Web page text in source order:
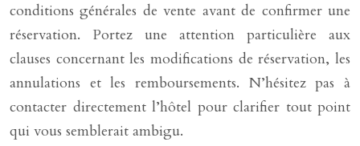
conditions générales de vente avant de confirmer une
réservation. Portez une attention particulière aux
clauses concernant les modifications de réservation, les
annulations et les remboursements. N’hésitez pas à
contacter directement l’hôtel pour clarifier tout point
qui vous semblerait ambigu.